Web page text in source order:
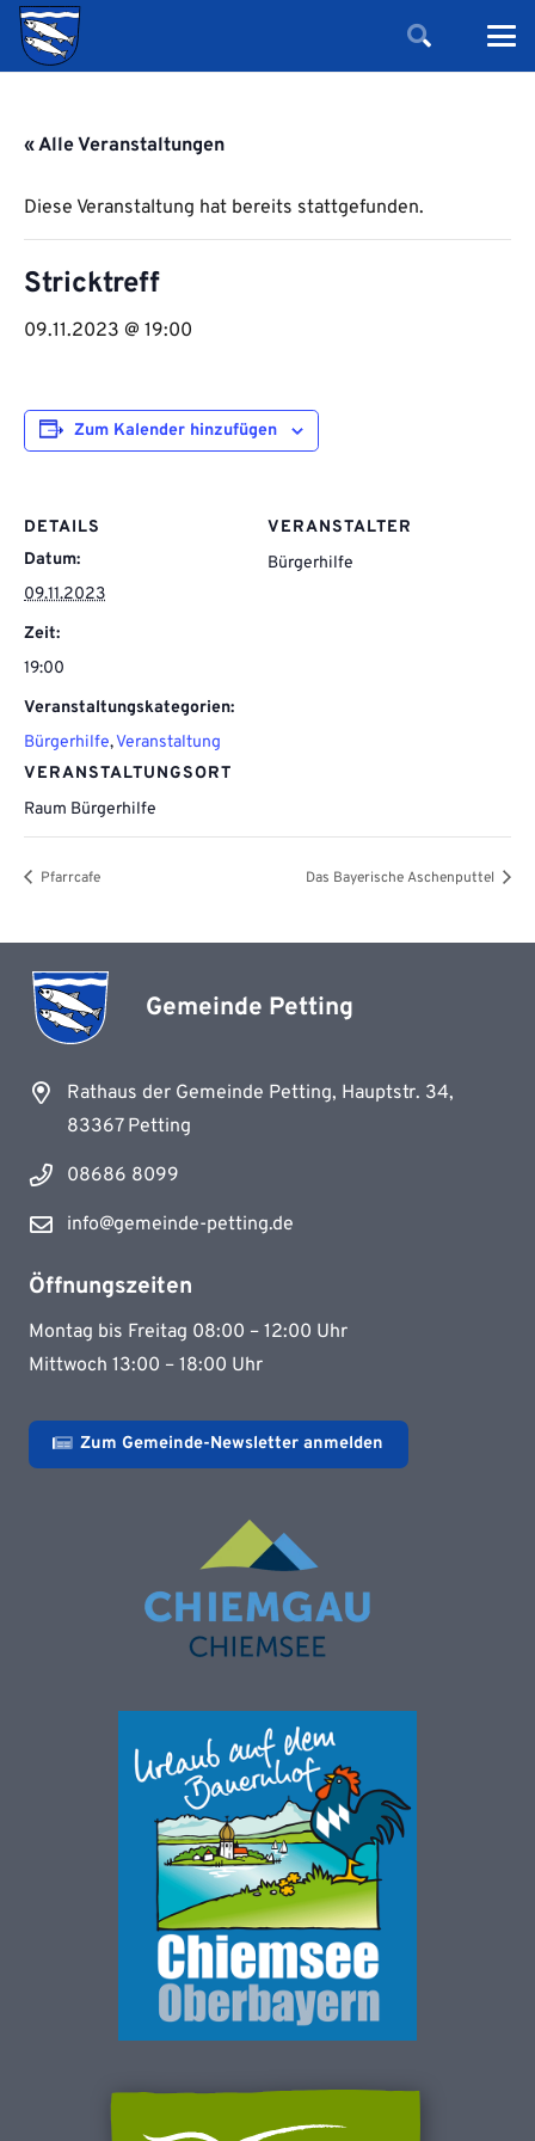
« Alle Veranstaltungen
Diese Veranstaltung hat bereits stattgefunden.
Stricktreff
09.11.2023 @ 19:00
Zum Kalender hinzufügen
DETAILS
Datum:
09.11.2023
Zeit:
19:00
Veranstaltungskategorien:
Bürgerhilfe,Veranstaltung
VERANSTALTUNGSORT
Raum Bürgerhilfe
VERANSTALTER
Bürgerhilfe
Pfarrcafe Das Bayerische Aschenputtel
Gemeinde Petting
Rathaus der Gemeinde Petting, Hauptstr. 34,
83367 Petting
08686 8099
info@gemeinde-petting.de
Öffnungszeiten
Montag bis Freitag 08:00 – 12:00 Uhr
Mittwoch 13:00 – 18:00 Uhr
Zum Gemeinde-Newsletter anmelden